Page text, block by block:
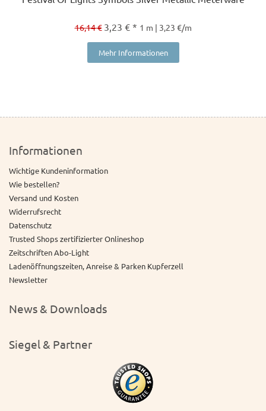
16,14 € 3,23 € * 1 m | 3,23 €/m
Mehr Informationen
Informationen
Wichtige Kundeninformation
Wie bestellen?
Versand und Kosten
Widerrufsrecht
Datenschutz
Trusted Shops zertifizierter Onlineshop
Zeitschriften Abo-Light
Ladenöffnungszeiten, Anreise & Parken Kupferzell
Newsletter
News & Downloads
Siegel & Partner